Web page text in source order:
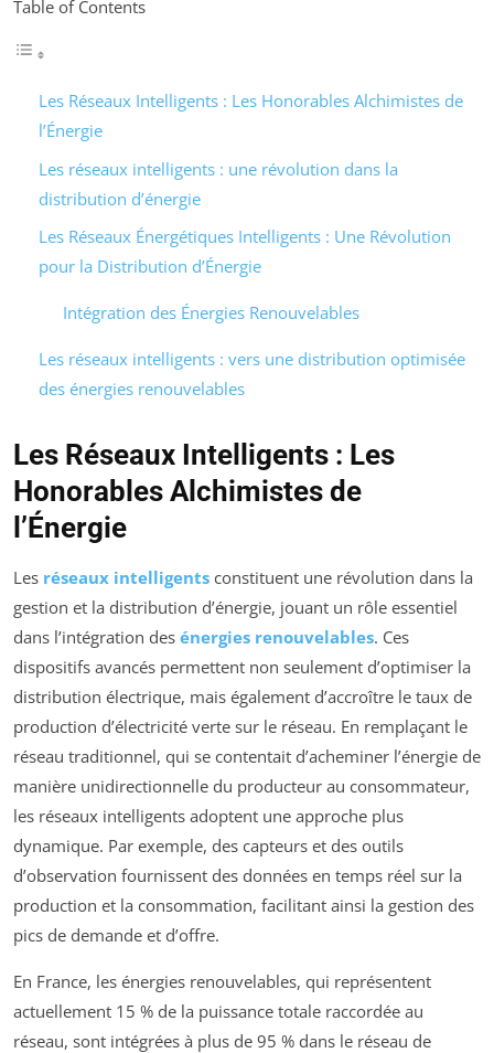
Table of Contents
Les Réseaux Intelligents : Les Honorables Alchimistes de
l’Énergie
Les réseaux intelligents : une révolution dans la
distribution d’énergie
Les Réseaux Énergétiques Intelligents : Une Révolution
pour la Distribution d’Énergie
Intégration des Énergies Renouvelables
Les réseaux intelligents : vers une distribution optimisée
des énergies renouvelables
Les Réseaux Intelligents : Les
Honorables Alchimistes de
l’Énergie
Les réseaux intelligents constituent une révolution dans la
gestion et la distribution d’énergie, jouant un rôle essentiel
dans l’intégration des énergies renouvelables. Ces
dispositifs avancés permettent non seulement d’optimiser la
distribution électrique, mais également d’accroître le taux de
production d’électricité verte sur le réseau. En remplaçant le
réseau traditionnel, qui se contentait d’acheminer l’énergie de
manière unidirectionnelle du producteur au consommateur,
les réseaux intelligents adoptent une approche plus
dynamique. Par exemple, des capteurs et des outils
d’observation fournissent des données en temps réel sur la
production et la consommation, facilitant ainsi la gestion des
pics de demande et d’offre.
En France, les énergies renouvelables, qui représentent
actuellement 15 % de la puissance totale raccordée au
réseau, sont intégrées à plus de 95 % dans le réseau de